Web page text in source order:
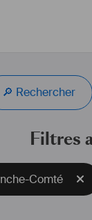
🔎 Rechercher
Filtres
Comté